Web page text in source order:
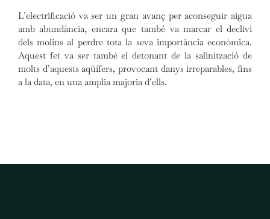
L’electrificació va ser un gran avanç per aconseguir aigua
amb abundància, encara que també va marcar el declivi
dels molins al perdre tota la seva importància econòmica.
Aquest fet va ser també el detonant de la salinització de
molts d’aquests aqüífers, provocant danys irreparables, fins
a la data, en una amplia majoria d’ells.